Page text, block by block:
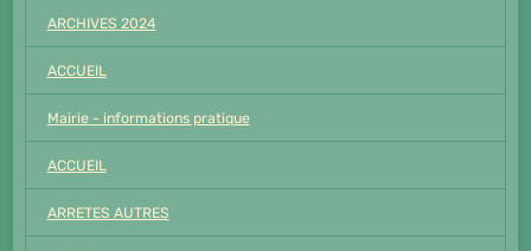
ARCHIVES 2024
ACCUEIL
Mairie - informations pratique
ACCUEIL
ARRETES AUTRES